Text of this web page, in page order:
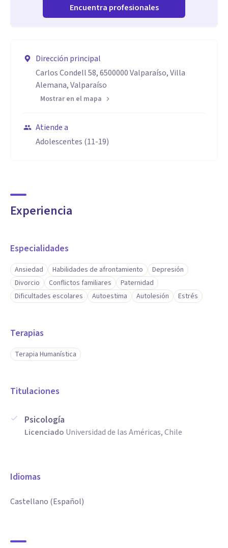
Encuentra profesionales
Dirección principal
Carlos Condell 58, 6500000 Valparaíso, Villa
Alemana, Valparaíso
Mostrar en el mapa
Atiende a
Adolescentes (11-19)
Experiencia
Especialidades
Ansiedad Habilidades de afrontamiento
Depresión
Divorcio
Conflictos familiares
Paternidad
Dificultades escolares
Autoestima Autolesión Estrés
Terapias
Terapia Humanística
Titulaciones
Psicología
Licenciado Universidad de las Américas, Chile
Idiomas
Castellano (Español)